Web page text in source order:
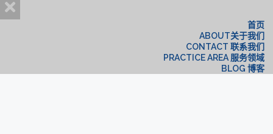
首页
ABOUT关于我们
CONTACT 联系我们
PRACTICE AREA 服务领域
BLOG 博客